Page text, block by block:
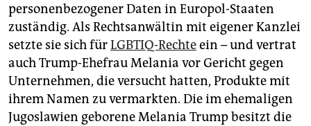
personenbezogener Daten in Europol-Staaten
zuständig. Als Rechtsanwältin mit eigener Kanzlei
setzte sie sich fürLGBTIQ-Rechteein – und vertrat
auch Trump-Ehefrau Melania vor Gericht gegen
Unternehmen, die versucht hatten, Produkte mit
ihrem Namen zu vermarkten. Die im ehemaligen
Jugoslawien geborene Melania Trump besitzt die